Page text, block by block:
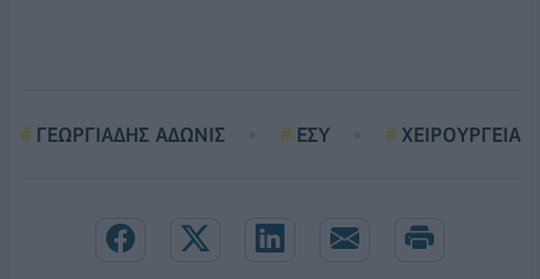
ΓΕΩΡΓΙΑΔΗΣ ΑΔΩΝΙΣ ΕΣΥ ΧΕΙΡΟΥΡΓΕΙΑ